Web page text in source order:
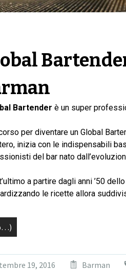
Bartender è un super
per diventare un Global
inizia con le indispensabili
del bar nato
a partire dagli anni ’50
le ricette allora
19, 2016 Barman